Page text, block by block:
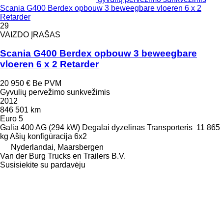
Scania G400 Berdex opbouw 3 beweegbare vloeren 6 x 2
Retarder
29
VAIZDO ĮRAŠAS
Scania G400 Berdex opbouw 3 beweegbare
vloeren 6 x 2 Retarder
20 950 € Be PVM
Gyvulių pervežimo sunkvežimis
2012
846 501 km
Euro 5
Galia 400 AG (294 kW) Degalai dyzelinas Transporteris 11 865
kg Ašių konfigūracija 6x2
Nyderlandai, Maarsbergen
Van der Burg Trucks en Trailers B.V.
Susisiekite su pardavėju